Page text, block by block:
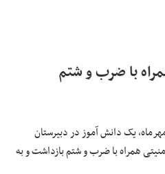
با ضرب و شتم
هرانا – روز چهارشنبه ۲۰ مهرماه، یک دانش آموز در دبیرستان
همراه با ضرب و شتم بازداشت و به